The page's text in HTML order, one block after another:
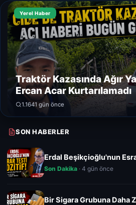
Yerel Haber
Traktör Kazasında Ağır
Ercan Acar Kurtarılamadı
1.1641 gün önce
SON HABERLER
Erdal Beşikçioğlu'nun
Son Dakika · 4 gün önce
Bir Sigara Grubuna Daha